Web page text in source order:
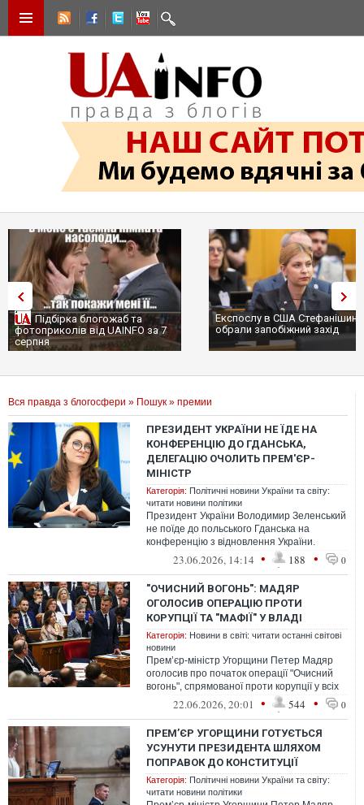
Підбірка блогожаб та
фотоприколів від UAINFO за 7
серпня
Експослу в США
обрали запобіжний захід
Вся правда з блогосфери » Пошук » премии
ПРЕЗИДЕНТ УКРАЇНИ НЕ ЇДЕ НА
КОНФЕРЕНЦІЮ ДО ГДАНСЬКА,
ДЕЛЕГАЦІЮ ОЧОЛИТЬ ПРЕМ'ЄР-
МІНІСТР
Категорія: Політичні новини України та світу:
читати новини політики
Президент України Володимир Зеленський
не поїде до польського Гданська на
конференцію з відновлення України.
Українську делегацію очолюватиме
23.06.2026, 14:14 • 188 • 0
"ОЧИСНИЙ ВОГОНЬ": МАДЯР
ОГОЛОСИВ ОПЕРАЦІЮ ПРОТИ
КОРУПЦІЇ ТА "МАФІЇ" У ВЛАДІ
Категорія: Новини в світі: читати останні світові
новини
Прем’єр-міністр Угорщини Петер Мадяр
оголосив про початок операції "Очисний
вогонь", спрямованої проти корупції у всіх
гілках влади та націленої на по...
22.06.2026, 20:01 • 544 • 0
ПРЕМ’ЄР УГОРЩИНИ ГОТУЄТЬСЯ
УСУНУТИ ПРЕЗИДЕНТА ШЛЯХОМ
ПОПРАВОК ДО КОНСТИТУЦІЇ
Категорія: Політичні новини України та світу:
читати новини політики